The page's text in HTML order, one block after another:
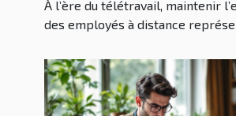
À l’ère du télétravail, maintenir
des employés à distance